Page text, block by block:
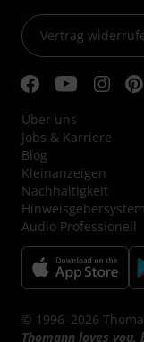
Vertrag
Über uns
Jobs & Karriere
Blog
Kleinanzeigen
Nachhaltigkeit
Hinweisgebersystem
Audio Professionell
© 1996–2026
Thomann loves you,